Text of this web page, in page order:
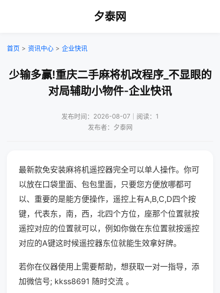
夕泰网
首页 > 资讯中心 > 企业快讯
少输多赢!重庆二手麻将机改程序_不显眼的
对局辅助小物件-企业快讯
发布时间：2026-08-07｜阅读：1
发布者：夕泰网
最新款免安装麻将机遥控器完全可以单人操作。你可
以放在口袋里面、包包里面，只要您方便放哪都可
以、重要的是能方便操作，遥控上有A,B,C,D四个按
键，代表东，南，西，北四个方位，座那个位置就按
遥控对应的位置就可以，例如你做在东位置就按遥控
对应的A键这时候遥控器东位就能生效拿好牌。
若你在仪器使用上需要帮助，想获取一对一指导，添
加微信号; kkss8691 随时交流 。